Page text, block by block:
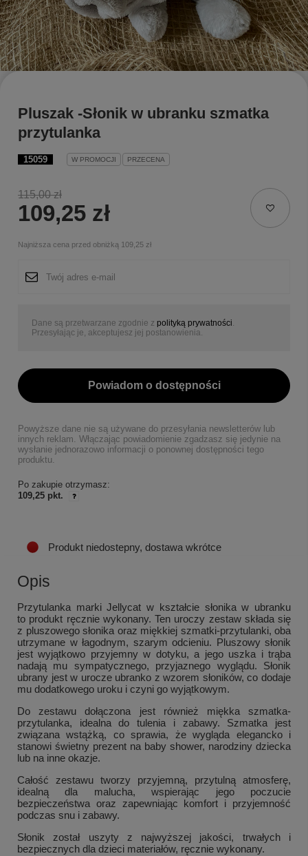
15059 W PROMOCJI PRZECENA
Pluszak -Słonik w ubranku szmatka
przytulanka
115,00 zł
109,25 zł
Najniższa cena przed obniżką 109,25 zł
Dane są przetwarzane zgodnie z polityką prywatności
Przesyłając je, akceptujesz jej postanowienia.
Powiadom o dostępności
Powyższe dane nie są używane do przesyłania newsletterów lub
innych reklam. Włączając powiadomienie zgadzasz się jedynie na
wysłanie jednorazowo informacji o ponownej dostępności tego
produktu.
Po zakupie otrzymasz:
109,25 pkt.
Produkt niedostepny, dostawa wkrótce
Opis
Przytulanka marki Jellycat w kształcie słonika w ubranku
to produkt ręcznie wykonany. Ten uroczy zestaw składa się
z pluszowego słonika oraz miękkiej szmatki-przytulanki, oba
utrzymane w łagodnym, szarym odcieniu. Pluszowy słonik
jest wyjątkowo przyjemny w dotyku, a jego uszka i trąba
nadają mu sympatycznego, przyjaznego wyglądu. Słonik
ubrany jest w urocze ubranko z wzorem słoników, co dodaje
mu dodatkowego uroku i czyni go wyjątkowym.
Do zestawu dołączona jest również miękka szmatka-
przytulanka, idealna do tulenia i zabawy. Szmatka jest
związana wstążką, co sprawia, że wygląda elegancko i
stanowi świetny prezent na baby shower, narodziny dziecka
lub na inne okazje.
Całość zestawu tworzy przyjemną, przytulną atmosferę,
idealną dla malucha, wspierając jego poczucie
bezpieczeństwa oraz zapewniając komfort i przyjemność
podczas snu i zabawy.
Słonik został uszyty z najwyższej jakości, trwałych i
bezpiecznych dla dzieci materiałów, ręcznie wykonany.